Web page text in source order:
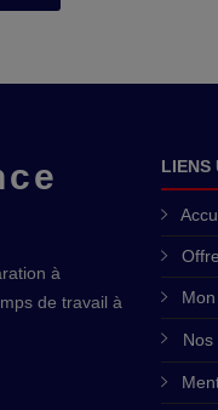
à
de travail à
LIENS
Nos